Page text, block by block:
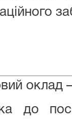
оклад
до